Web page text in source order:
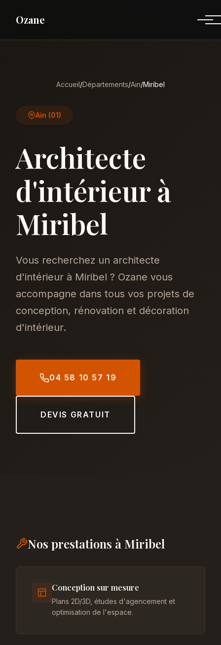
Ozane
Accueil/Départements/Ain/Miribel
Ain (01)
Architecte
d'intérieur à
Miribel
Vous recherchez un architecte
d'intérieur à Miribel ? Ozane vous
accompagne dans tous vos projets de
conception, rénovation et décoration
d'intérieur.
04 58 10 57 19
DEVIS GRATUIT
Nos prestations à Miribel
Conception sur mesure
Plans 2D/3D, études d'agencement et
optimisation de l'espace.